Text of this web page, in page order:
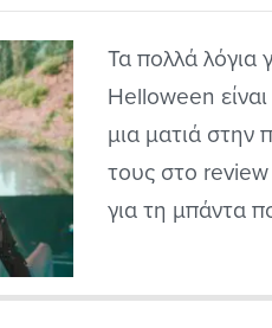
Τα πολλά λόγια
Helloween
μια ματιά στην
τους στο review
για τη μπάντα